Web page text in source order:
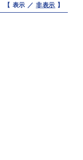
【 表示 ／ 非表示 】